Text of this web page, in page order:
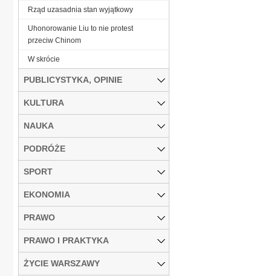
Rząd uzasadnia stan wyjątkowy
Uhonorowanie Liu to nie protest
przeciw Chinom
W skrócie
PUBLICYSTYKA, OPINIE
KULTURA
NAUKA
PODRÓŻE
SPORT
EKONOMIA
PRAWO
PRAWO I PRAKTYKA
ŻYCIE WARSZAWY